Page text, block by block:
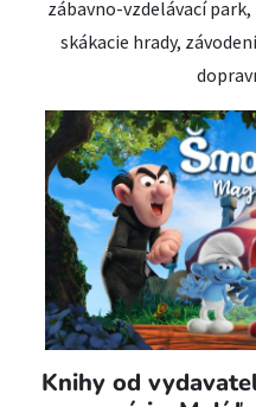
zábavno-vzdelávací
skákacie hrady,
Knihy od